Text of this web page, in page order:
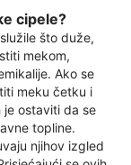
cipele?
što duže,
mekom,
Ako se
meku četku i
ostaviti da se
topline.
njihov izgled